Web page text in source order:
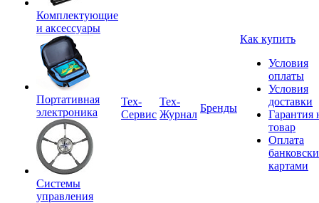
Комплектующие
и аксессуары
Портативная
электроника
Системы
управления
Tex-
Сервис
Тех-
Журнал
Бренды
Как купить
Условия
оплаты
Условия
доставки
Гарантия
товар
Оплата
картами